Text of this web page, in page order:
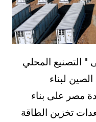
التصنيع المحلي
لبناء
مصر على بناء
تخزين الطاقة